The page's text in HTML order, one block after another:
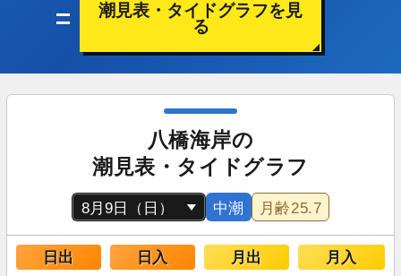
潮見表・タイドグラフを見
る
八橋海岸の
潮見表・タイドグラフ
中潮 月齢25.7
日出 日入 月出 月入